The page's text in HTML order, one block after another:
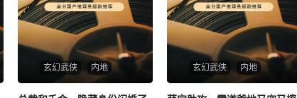
玄幻武侠 内地 玄幻武侠 内地